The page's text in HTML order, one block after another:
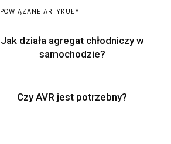
POWIĄZANE ARTYKUŁY
Jak działa agregat chłodniczy w
samochodzie?
Czy AVR jest potrzebny?